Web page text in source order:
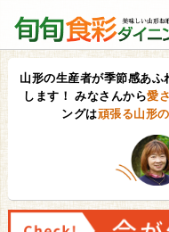
山形の生産者が季節感あ
します！ みなさんから愛
ングは頑張る山形